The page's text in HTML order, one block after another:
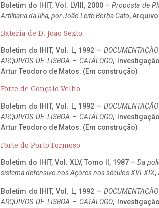
Boletim do IHIT, Vol. LVIII, 2000 –Proposta de
Artilharia da Ilha, por João Leite Borba Gato,
Bateria de D. João Sexto
Boletim do IHIT, Vol. L, 1992 –
ARQUIVOS DE LISBOA – CATÁLOGO,
Artur Teodoro de Matos. (Em construção)
Forte de Gonçalo Velho
Boletim do IHIT, Vol. L, 1992 –
ARQUIVOS DE LISBOA – CATÁLOGO,
Artur Teodoro de Matos. (Em construção)
Forte do Porto Formoso
Boletim do IHIT, Vol. XLV, Tomo II, 1987 – Da
sistema defensivo nos Açores nos séculos XVI-XIX,
Boletim do IHIT, Vol. L, 1992 –
ARQUIVOS DE LISBOA – CATÁLOGO,